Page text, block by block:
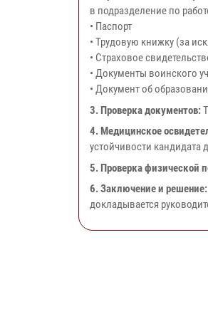
в подразделение по
• Паспорт
• Трудовую книжку (за
• Страховое
• Документы воинского
• Документ об
3. Проверка документов:
4. Медицинское
устойчивости
5. Проверка физической
6. Заключение и решение:
докладывается